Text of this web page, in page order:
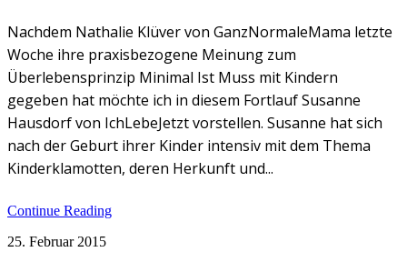
Nachdem Nathalie Klüver von GanzNormaleMama letzte
Woche ihre praxisbezogene Meinung zum
Überlebensprinzip Minimal Ist Muss mit Kindern
gegeben hat möchte ich in diesem Fortlauf Susanne
Hausdorf von IchLebeJetzt vorstellen. Susanne hat sich
nach der Geburt ihrer Kinder intensiv mit dem Thema
Kinderklamotten, deren Herkunft und...
Continue Reading
25. Februar 2015